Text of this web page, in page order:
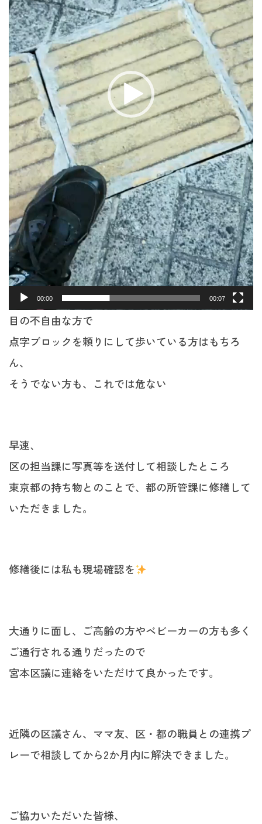
00:00 00:07
目の不自由な方で
点字ブロックを頼りにして歩いている方はもちろ
ん、
そうでない方も、これでは危ない
早速、
区の担当課に写真等を送付して相談したところ
東京都の持ち物とのことで、都の所管課に修繕して
いただきました。
修繕後には私も現場確認を
大通りに面し、ご高齢の方やベビーカーの方も多く
ご通行される通りだったので
宮本区議に連絡をいただけて良かったです。
近隣の区議さん、ママ友、区・都の職員との連携プ
レーで相談してから2か月内に解決できました。
ご協力いただいた皆様、